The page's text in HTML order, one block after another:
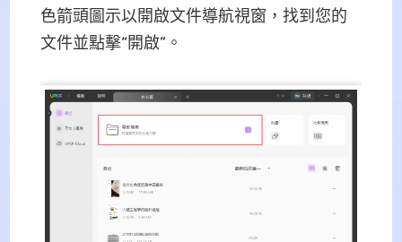
色箭頭圖示以開啟文件導航視窗，找到您的
文件並點擊“開啟”。